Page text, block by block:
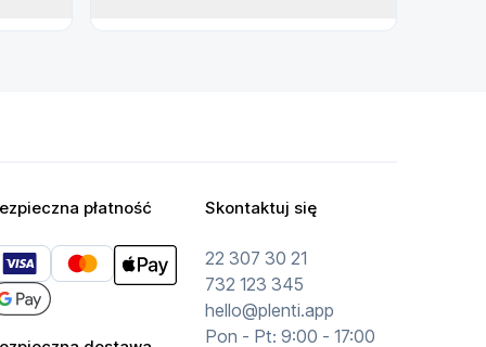
płatność Skontaktuj się
22 307 30 21
732 123 345
hello@plenti.app
Pon - Pt: 9:00 - 17:00